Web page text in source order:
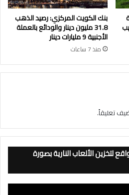
بنك الكويت المركزي: رصيد الذهب
31.8 مليون دينار والودائع بالعملة
الأجنبية 9 مليارات دينار
منذ 7 ساعات
تعليقاً.
الألعاب النارية بصورة